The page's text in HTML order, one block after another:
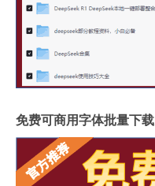
免费可商用字体批量下载